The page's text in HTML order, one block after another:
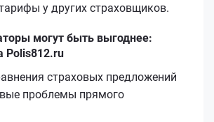
у других страховщиков.
могут быть выгоднее:
Polis812.ru
страховых предложений
проблемы прямого